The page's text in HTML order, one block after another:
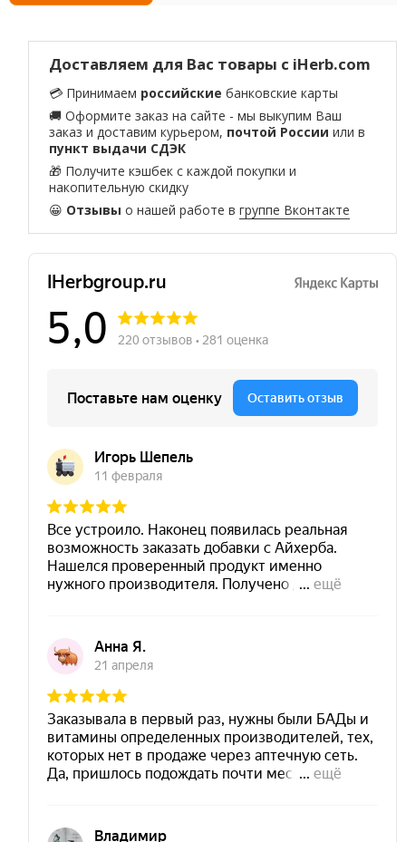
Доставляем для Вас товары с iHerb.com
💳 Принимаем российские банковские карты
🚚 Оформите заказ на сайте - мы выкупим Ваш
заказ и доставим курьером, почтой России или в
пункт выдачи СДЭК
🎁 Получите кэшбек с каждой покупки и
накопительную скидку
😀 Отзывы о нашей работе вгруппе Вконтакте